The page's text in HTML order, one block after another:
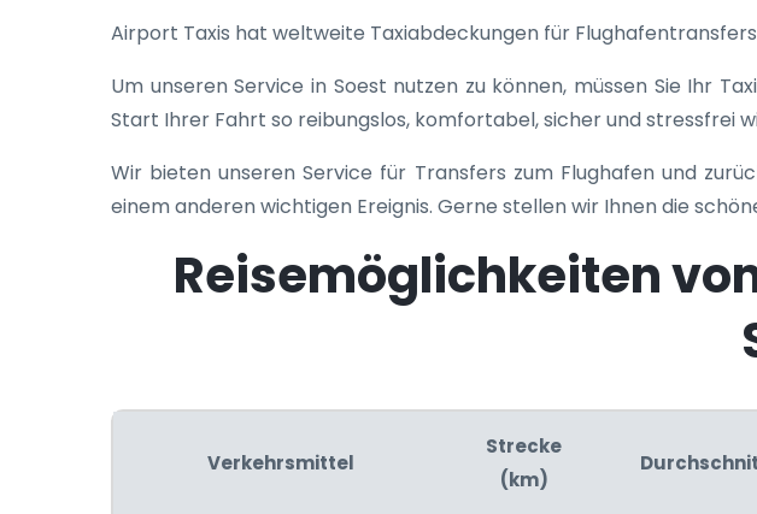
Airport Taxis hat weltweite Taxiabdeckungen für
Um unseren Service in Soest nutzen zu können, müssen Sie Ihr
Start Ihrer Fahrt so reibungslos, komfortabel, sicher und stressfrei
Wir bieten unseren Service für Transfers zum Flughafen und
einem anderen wichtigen Ereignis. Gerne stellen wir Ihnen die
Reisemöglichkeiten
Verkehrsmittel
Strecke
(km)